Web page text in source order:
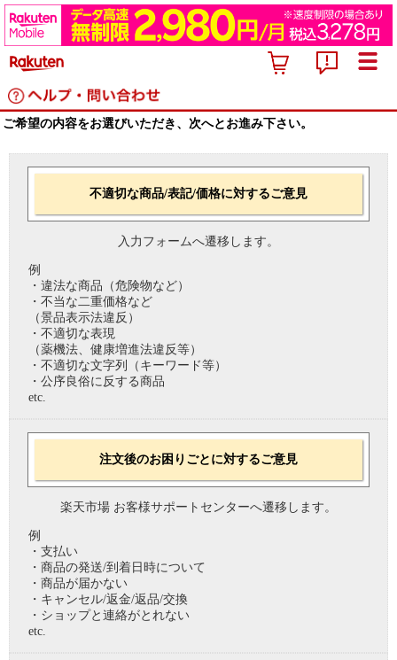
ご希望の内容をお選びいただき、次へとお進み下さい。
不適切な商品/表記/価格に対するご意見
入力フォームへ遷移します。
例
・違法な商品（危険物など）
・不当な二重価格など
（景品表示法違反）
・不適切な表現
（薬機法、健康増進法違反等）
・不適切な文字列（キーワード等）
・公序良俗に反する商品
etc.
注文後のお困りごとに対するご意見
楽天市場 お客様サポートセンターへ遷移します。
例
・支払い
・商品の発送/到着日時について
・商品が届かない
・キャンセル/返金/返品/交換
・ショップと連絡がとれない
etc.